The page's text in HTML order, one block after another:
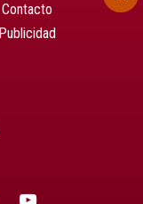
Contacto
Publicidad